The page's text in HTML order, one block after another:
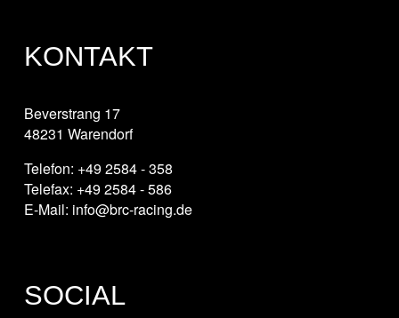
KONTAKT
Beverstrang 17
48231 Warendorf
Telefon: +49 2584 - 358
Telefax: +49 2584 - 586
E-Mail: info@brc-racing.de
SOCIAL